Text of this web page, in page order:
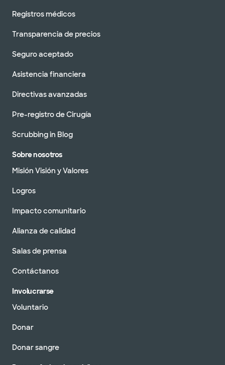
Registros médicos
Transparencia de precios
Seguro aceptado
Asistencia financiera
Directivas avanzadas
Pre-registro de Cirugía
Scrubbing in Blog
Sobre nosotros
Misión Visión y Valores
Logros
Impacto comunitario
Alianza de calidad
Salas de prensa
Contáctanos
Involucrarse
Voluntario
Donar
Donar sangre